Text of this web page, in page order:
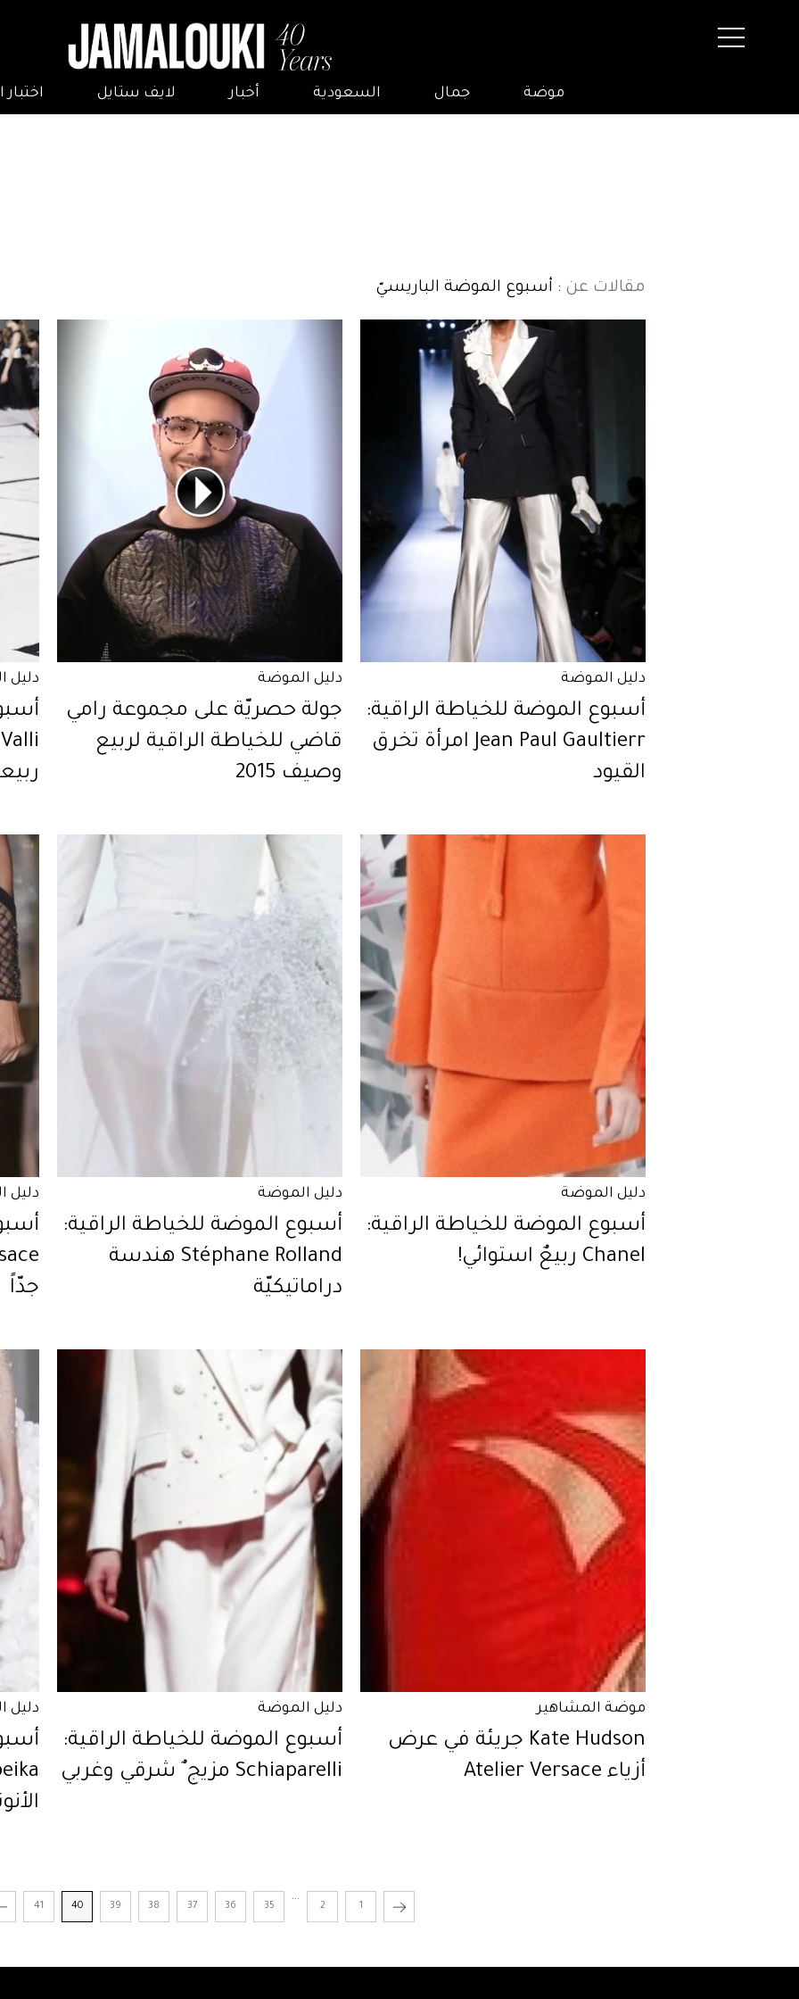
موضة جمال السعودية أخبار لايف ستايل
مقالات عن : أسبوع الموضة الباريسيّ
دليل الموضة
أسبوع الموضة للخياطة الراقية:
Jean Paul Gaultierr امرأة تخرق
القيود
دليل الموضة
جولة حصريّة على مجموعة رامي
قاضي للخياطة الراقية لربيع
وصيف 2015
دليل
دليل الموضة
أسبوع الموضة للخياطة الراقية:
Chanel ربيعٌ استوائي!
دليل الموضة
أسبوع الموضة للخياطة الراقية:
Stéphane Rolland هندسة
دراماتيكيّة
دليل
جدّاً
موضة المشاهير
Kate Hudson جريئة في عرض
أزياء Atelier Versace
دليل الموضة
أسبوع الموضة للخياطة الراقية:
Schiaparelli مزيج ٌ شرقي وغربي
دليل
1
2
...
35
36
37
38
39
40
41